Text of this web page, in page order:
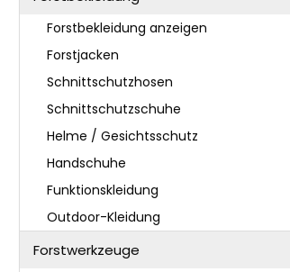
Forstbekleidung anzeigen
Forstjacken
Schnittschutzhosen
Schnittschutzschuhe
Helme / Gesichtsschutz
Handschuhe
Funktionskleidung
Outdoor-Kleidung
Forstwerkzeuge